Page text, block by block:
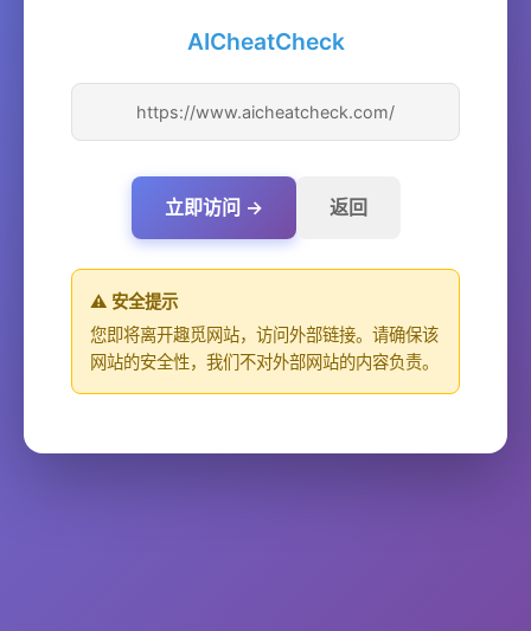
AICheatCheck
https://www.aicheatcheck.com/
立即访问 → 返回
⚠️ 安全提示
您即将离开趣觅网站，访问外部链接。请确保该
网站的安全性，我们不对外部网站的内容负责。